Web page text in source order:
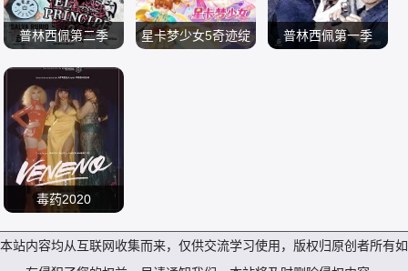
米尔·萨多恩 阿德利
尔·索伦特 马克西姆
普林西佩第二季
伊巴·阿布克 何塞·
科罗纳多 斯塔尼·科
佩 波·杜拉 赫苏斯·
卡斯特罗 鲁本·科尔
电视剧 欧美剧
2015
星卡梦少女5奇迹绽
普林西佩第一季
毒药2020
la Delia Desirée F
电视剧 欧美剧
本站内容均从互联网收集而来，仅供交流学习使用，版权归原创者所有如